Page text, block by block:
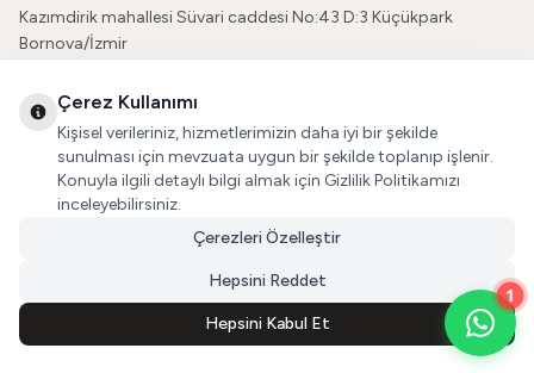
1
Kazımdirik mahallesi Süvari caddesi No:43 D:3 Küçükpark
Bornova/İzmir
vatkaliguve@gmail.com
Sosyal Medya
İnstagram
Çerez Kullanımı
Kişisel verileriniz, hizmetlerimizin daha iyi bir şekilde
sunulması için mevzuata uygun bir şekilde toplanıp işlenir.
Konuyla ilgili detaylı bilgi almak için Gizlilik Politikamızı
inceleyebilirsiniz.
Çerezleri Özelleştir
Hepsini Reddet
Hepsini Kabul Et